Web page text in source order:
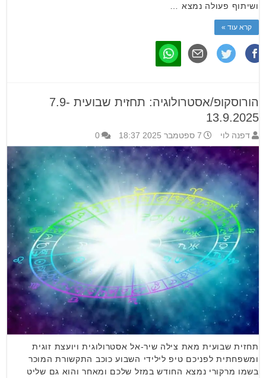
ושיתוף פעולה נמצא …
קרא עוד »
הורוסקופ/אסטרולוגיה: תחזית שבועית 7.9-
13.9.2025
דפנה לוי 7 ספטמבר 2025 18:37 0
תחזית שבועית מאת צילה שיר-אל אסטרולוגית ויועצת זוגית
ומשפחתית לפניכם טיפ לילידי השבוע כוכב התקשורת המוכר
בשמו מרקורי נמצא החודש במזל שלכם ומאחר והוא גם שליט